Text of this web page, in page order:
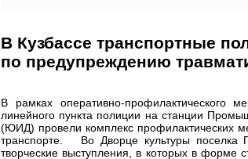
В Кузбассе транспортные
по предупреждению
В рамках оперативно-профилактического
линейного пункта полиции на станции
(ЮИД) провели комплекс профилактических
транспорте. Во Дворце культуры поселка
творческие выступления, в которых в форме